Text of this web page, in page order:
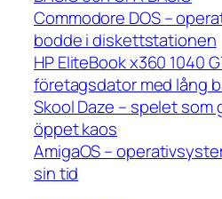
Commodore DOS –
bodde i diskettstationen
HP EliteBook x360 1040
företagsdator med lång
Skool Daze – spelet
öppet kaos
AmigaOS –
sin tid